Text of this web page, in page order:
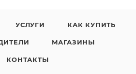
УСЛУГИ КАК КУПИТЬ
МАГАЗИНЫ
КОНТАКТЫ